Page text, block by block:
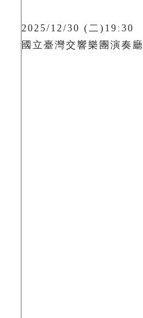
2025/12/30 (二)19:30
國立臺灣交響樂團演奏廳